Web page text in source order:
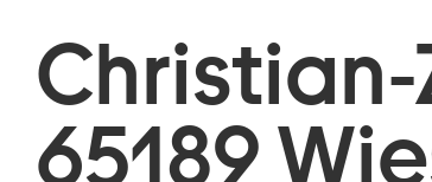
Christian-
65189